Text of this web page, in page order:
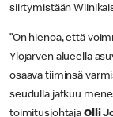
siirtymistään
”On hienoa, että
Ylöjärven alueella
osaava tiiminsä
seudulla jatkuu
toimitusjohtaja Olli